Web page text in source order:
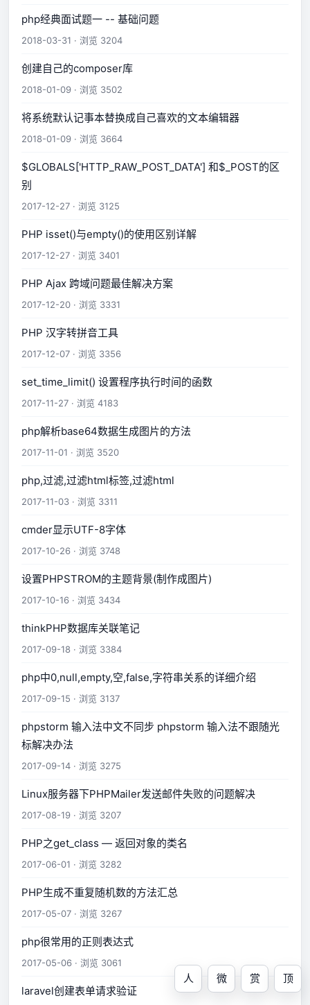
php经典面试题一 -- 基础问题
2018-03-31 · 浏览 3204
创建自己的composer库
2018-01-09 · 浏览 3502
将系统默认记事本替换成自己喜欢的文本编辑器
2018-01-09 · 浏览 3664
$GLOBALS['HTTP_RAW_POST_DATA'] 和$_POST的区
别
2017-12-27 · 浏览 3125
PHP isset()与empty()的使用区别详解
2017-12-27 · 浏览 3401
PHP Ajax 跨域问题最佳解决方案
2017-12-20 · 浏览 3331
PHP 汉字转拼音工具
2017-12-07 · 浏览 3356
set_time_limit() 设置程序执行时间的函数
2017-11-27 · 浏览 4183
php解析base64数据生成图片的方法
2017-11-01 · 浏览 3520
php,过滤,过滤html标签,过滤html
2017-11-03 · 浏览 3311
cmder显示UTF-8字体
2017-10-26 · 浏览 3748
设置PHPSTROM的主题背景(制作成图片)
2017-10-16 · 浏览 3434
thinkPHP数据库关联笔记
2017-09-18 · 浏览 3384
php中0,null,empty,空,false,字符串关系的详细介绍
2017-09-15 · 浏览 3137
phpstorm 输入法中文不同步 phpstorm 输入法不跟随光
标解决办法
2017-09-14 · 浏览 3275
Linux服务器下PHPMailer发送邮件失败的问题解决
2017-08-19 · 浏览 3207
PHP之get_class — 返回对象的类名
2017-06-01 · 浏览 3282
PHP生成不重复随机数的方法汇总
2017-05-07 · 浏览 3267
php很常用的正则表达式
2017-05-06 · 浏览 3061
laravel创建表单请求验证
人 微 赏 顶